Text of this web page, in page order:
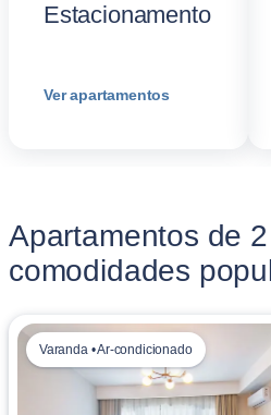
Estacionamento
Ver apartamentos
Apartamentos de
comodidades
Varanda • Ar-condicionado